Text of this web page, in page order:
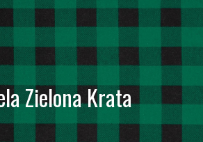
Zielona Krata